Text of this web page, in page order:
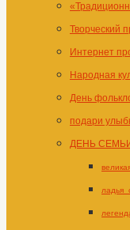
Творческий
Интернет
Народная
День
подари
ДЕНЬ